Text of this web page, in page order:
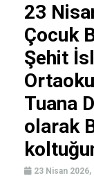
23
Çocuk
Şehit
Tuana
olarak
23 Nisan 2026,